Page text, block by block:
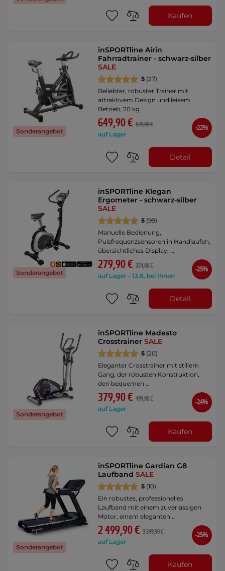
Kaufen
Sonderangebot
inSPORTline Airin
Fahrradtrainer - schwarz-silber
SALE
5 (27)
Beliebter, robuster Trainer mit
attraktivem Design und leisem
Betrieb, 20 kg …
649,90 € 829,90 €
auf Lager
-22%
Detail
Sonderangebot
inSPORTline Klegan
Ergometer - schwarz-silber
SALE
5 (99)
Manuelle Bedienung,
Pulsfrequenzsensoren in Handläufen,
übersichtliches Display, …
279,90 € 374,90 €
auf Lager – 13.8. bei Ihnen
-25%
Detail
Sonderangebot
inSPORTline Madesto
CrosstrainerSALE
5 (20)
Eleganter Crosstrainer mit stillem
Gang, der robusten Konstruktion,
den bequemen …
379,90 € 499,90 €
auf Lager
-24%
Kaufen
Sonderangebot
inSPORTline Gardian G8
LaufbandSALE
5 (10)
Ein robustes, professionelles
Laufband mit einem zuverlässigen
Motor, einem eleganten …
2 499,90 € 3 349,90 €
auf Lager
-25%
Kaufen